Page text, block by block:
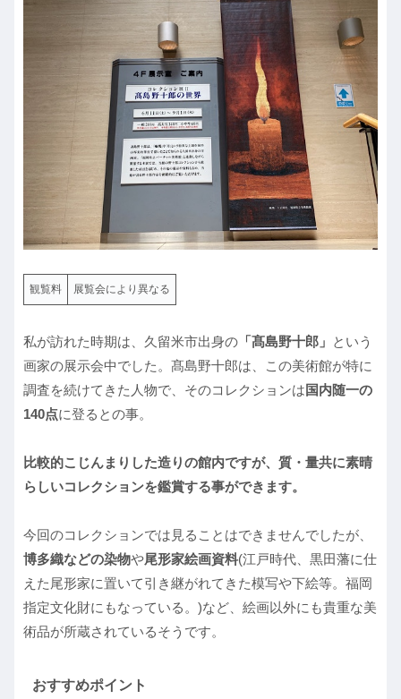
観覧料 展覧会により異なる
私が訪れた時期は、久留米市出身の 「髙島野十郎」 という
画家の展示会中でした。髙島野十郎は、この美術館が特に
調査を続けてきた人物で、そのコレクションは 国内随一の
140点に登るとの事。
比較的こじんまりした造りの館内ですが、質・量共に素晴
らしいコレクションを鑑賞する事ができます。
今回のコレクションでは見ることはできませんでしたが、
博多織などの染物や尾形家絵画資料(江戸時代、黒田藩に仕
えた尾形家に置いて引き継がれてきた模写や下絵等。福岡
指定文化財にもなっている。)など、絵画以外にも貴重な美
術品が所蔵されているそうです。
おすすめポイント